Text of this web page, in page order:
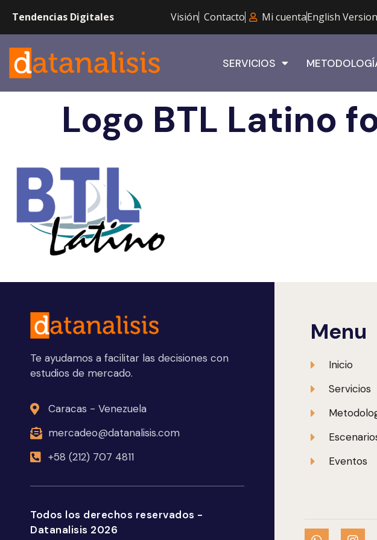
Tendencias Digitales Visión Contacto Mi cuentaEnglish Version
SERVICIOS
Logo BTL Latino
Te ayudamos a facilitar las decisiones con
estudios de mercado.
Caracas - Venezuela
mercadeo@datanalisis.com
+58 (212) 707 4811
Todos los derechos reservados -
Datanalisis 2026
Menu
Inicio
Servicios
Eventos